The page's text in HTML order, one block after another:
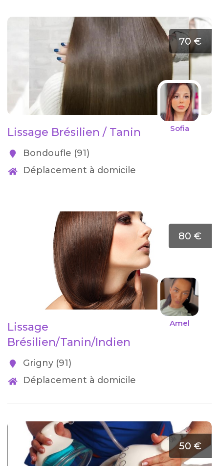
70 €
Sofia
Lissage Brésilien / Tanin
Bondoufle (91)
Déplacement à domicile
80 €
Amel
Lissage
Brésilien/Tanin/Indien
Grigny (91)
Déplacement à domicile
50 €